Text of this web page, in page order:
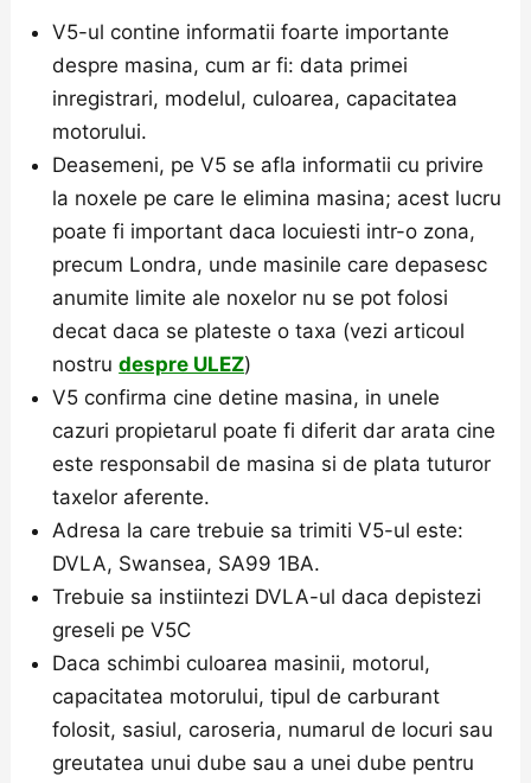
V5-ul contine informatii foarte importante
despre masina, cum ar fi: data primei
inregistrari, modelul, culoarea, capacitatea
motorului.
Deasemeni, pe V5 se afla informatii cu privire
la noxele pe care le elimina masina; acest lucru
poate fi important daca locuiesti intr-o zona,
precum Londra, unde masinile care depasesc
anumite limite ale noxelor nu se pot folosi
decat daca se plateste o taxa (vezi articoul
nostrudespre ULEZ)
V5 confirma cine detine masina, in unele
cazuri propietarul poate fi diferit dar arata cine
este responsabil de masina si de plata tuturor
taxelor aferente.
Adresa la care trebuie sa trimiti V5-ul este:
DVLA, Swansea, SA99 1BA.
Trebuie sa instiintezi DVLA-ul daca depistezi
greseli pe V5C
Daca schimbi culoarea masinii, motorul,
capacitatea motorului, tipul de carburant
folosit, sasiul, caroseria, numarul de locuri sau
greutatea unui dube sau a unei dube pentru